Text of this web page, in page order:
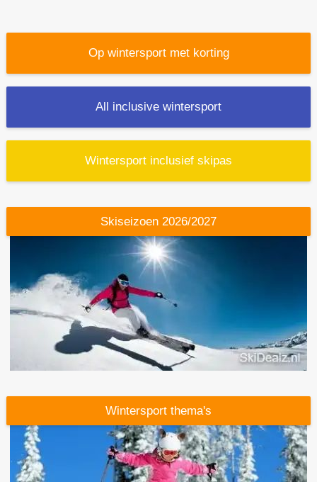
Op wintersport met korting
All inclusive wintersport
Wintersport inclusief skipas
Skiseizoen 2026/2027
Wintersport thema's